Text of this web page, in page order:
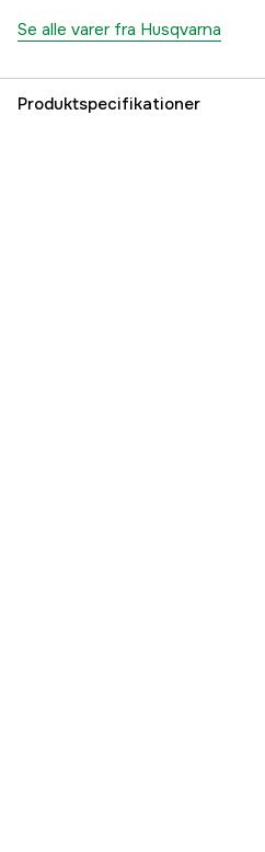
Se alle varer fra Husqvarna
Produktspecifikationer